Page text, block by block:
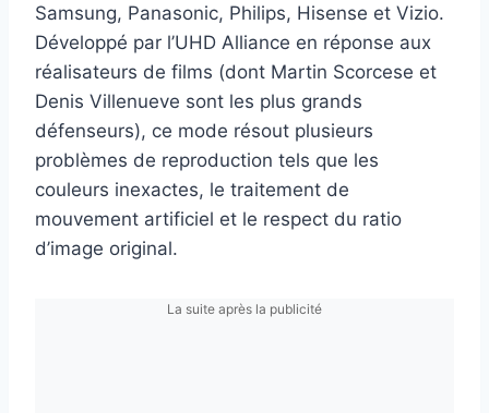
Samsung, Panasonic, Philips, Hisense et Vizio.
Développé par l’UHD Alliance en réponse aux
réalisateurs de films (dont Martin Scorcese et
Denis Villenueve sont les plus grands
défenseurs), ce mode résout plusieurs
problèmes de reproduction tels que les
couleurs inexactes, le traitement de
mouvement artificiel et le respect du ratio
d’image original.
La suite après la publicité